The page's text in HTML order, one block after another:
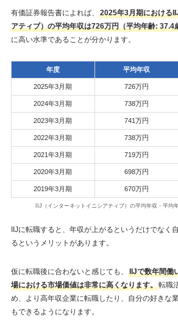
有価証券報告書によれば、
2025年3月期における
アティブ）の平均年収は726万円（平均年齢: 37.4
に高い水準であることが分かります。
年度 平均年収
2025年3月期 726万円
2024年3月期 738万円
2023年3月期 741万円
2022年3月期 738万円
2021年3月期 719万円
2020年3月期 698万円
2019年3月期 670万円
IIJ（インターネットイニシアティブ）の平均年収・平均
IIJに転職すると、年収が上がるというだけでなく
るというメリットがあります。
仮に転職後に合わないと感じても、
IIJで数年間働
場における市場価値は非常に高くなります。
転職
め、より高年収企業に転職したり、自分の好きな
もできるようになります。